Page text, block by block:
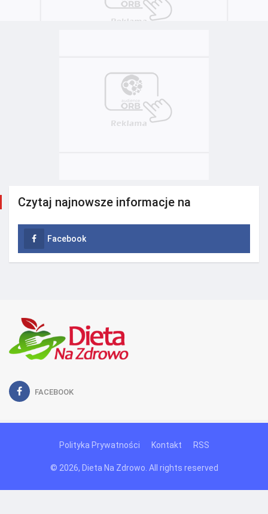
Czytaj najnowsze informacje na
Facebook
FACEBOOK
Polityka Prywatności Kontakt RSS
© 2026, Dieta Na Zdrowo. All rights reserved